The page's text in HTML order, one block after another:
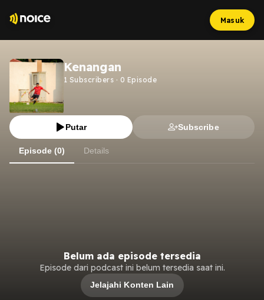
Masuk
Kenangan
1 Subscribers · 0 Episode
Putar Subscribe
Episode (0) Details
Belum ada episode tersedia
Episode dari podcast ini belum tersedia saat ini.
Jelajahi Konten Lain